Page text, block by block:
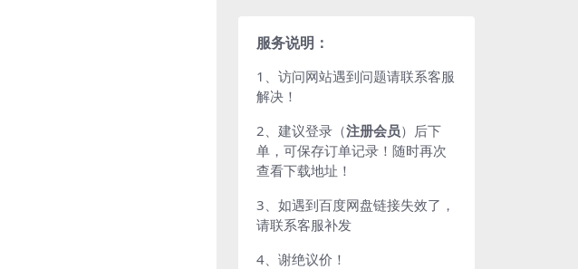
服务说明：
1、访问网站遇到问题请联系客服
解决！
2、建议登录（注册会员）后下
单，可保存订单记录！随时再次
查看下载地址！
3、如遇到百度网盘链接失效了，
请联系客服补发
4、谢绝议价！